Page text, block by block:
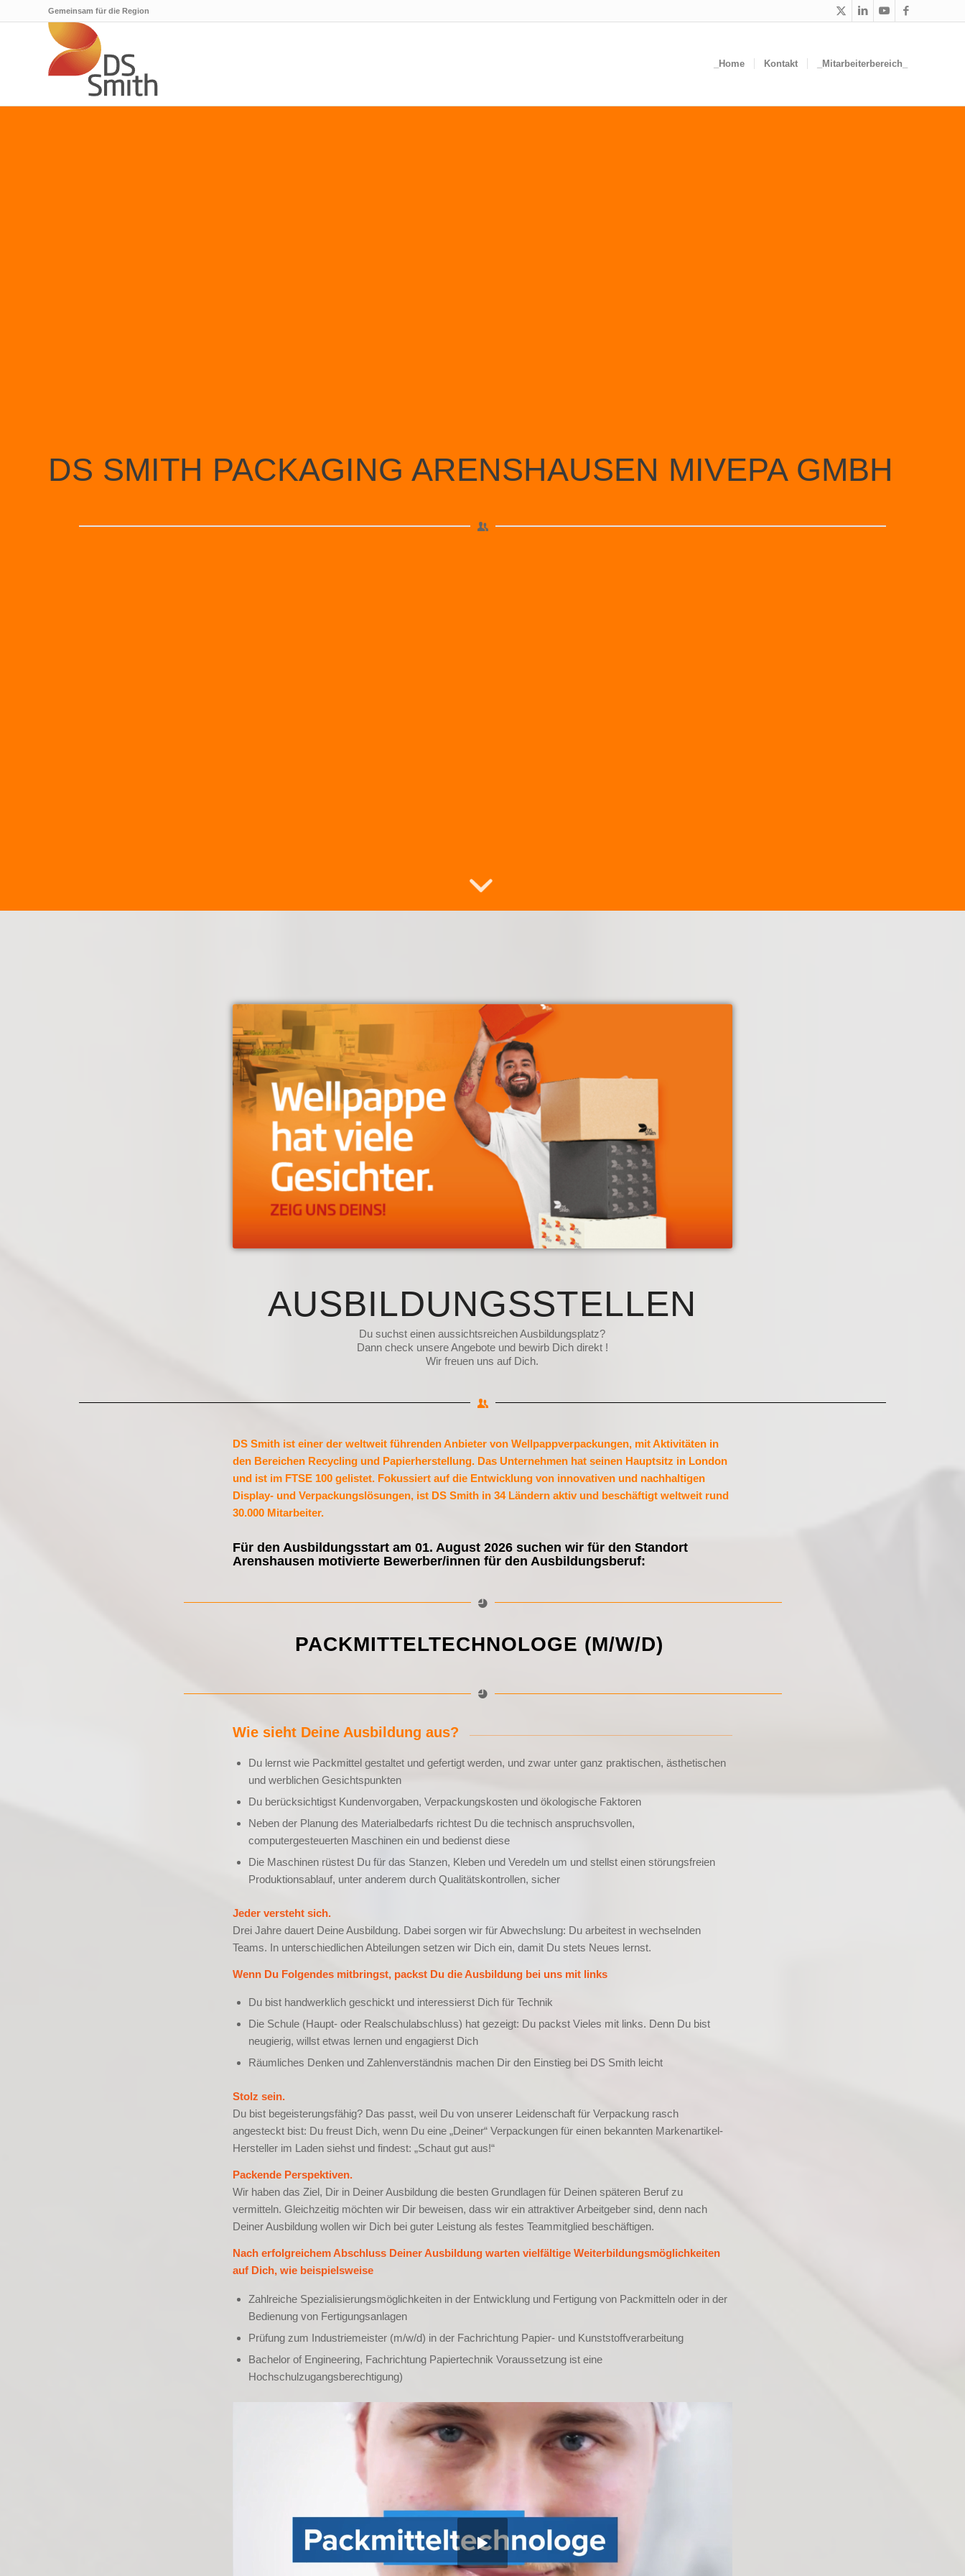
Gemeinsam für die Region
_Home Kontakt _Mitarbeiterbereich_
DS SMITH PACKAGING ARENSHAUSEN MIVEPA GMBH
AUSBILDUNGSSTELLEN
Du suchst einen aussichtsreichen Ausbildungsplatz?
Dann check unsere Angebote und bewirb Dich direkt !
Wir freuen uns auf Dich.
DS Smith ist einer der weltweit führenden Anbieter von Wellpappverpackungen, mit Aktivitäten in
den Bereichen Recycling und Papierherstellung. Das Unternehmen hat seinen Hauptsitz in London
und ist im FTSE 100 gelistet. Fokussiert auf die Entwicklung von innovativen und nachhaltigen
Display- und Verpackungslösungen, ist DS Smith in 34 Ländern aktiv und beschäftigt weltweit rund
30.000 Mitarbeiter.
Für den Ausbildungsstart am 01. August 2026 suchen wir für den Standort
Arenshausen motivierte Bewerber/innen für den Ausbildungsberuf:
PACKMITTELTECHNOLOGE (M/W/D)
Wie sieht Deine Ausbildung aus?
Du lernst wie Packmittel gestaltet und gefertigt werden, und zwar unter ganz praktischen, ästhetischen
und werblichen Gesichtspunkten
Du berücksichtigst Kundenvorgaben, Verpackungskosten und ökologische Faktoren
Neben der Planung des Materialbedarfs richtest Du die technisch anspruchsvollen,
computergesteuerten Maschinen ein und bedienst diese
Die Maschinen rüstest Du für das Stanzen, Kleben und Veredeln um und stellst einen störungsfreien
Produktionsablauf, unter anderem durch Qualitätskontrollen, sicher
Jeder versteht sich.
Drei Jahre dauert Deine Ausbildung. Dabei sorgen wir für Abwechslung: Du arbeitest in wechselnden
Teams. In unterschiedlichen Abteilungen setzen wir Dich ein, damit Du stets Neues lernst.
Wenn Du Folgendes mitbringst, packst Du die Ausbildung bei uns mit links
Du bist handwerklich geschickt und interessierst Dich für Technik
Die Schule (Haupt- oder Realschulabschluss) hat gezeigt: Du packst Vieles mit links. Denn Du bist
neugierig, willst etwas lernen und engagierst Dich
Räumliches Denken und Zahlenverständnis machen Dir den Einstieg bei DS Smith leicht
Stolz sein.
Du bist begeisterungsfähig? Das passt, weil Du von unserer Leidenschaft für Verpackung rasch
angesteckt bist: Du freust Dich, wenn Du eine „Deiner“ Verpackungen für einen bekannten Markenartikel-
Hersteller im Laden siehst und findest: „Schaut gut aus!“
Packende Perspektiven.
Wir haben das Ziel, Dir in Deiner Ausbildung die besten Grundlagen für Deinen späteren Beruf zu
vermitteln. Gleichzeitig möchten wir Dir beweisen, dass wir ein attraktiver Arbeitgeber sind, denn nach
Deiner Ausbildung wollen wir Dich bei guter Leistung als festes Teammitglied beschäftigen.
Nach erfolgreichem Abschluss Deiner Ausbildung warten vielfältige Weiterbildungsmöglichkeiten
auf Dich, wie beispielsweise
Zahlreiche Spezialisierungsmöglichkeiten in der Entwicklung und Fertigung von Packmitteln oder in der
Bedienung von Fertigungsanlagen
Prüfung zum Industriemeister (m/w/d) in der Fachrichtung Papier- und Kunststoffverarbeitung
Bachelor of Engineering, Fachrichtung Papiertechnik Voraussetzung ist eine
Hochschulzugangsberechtigung)